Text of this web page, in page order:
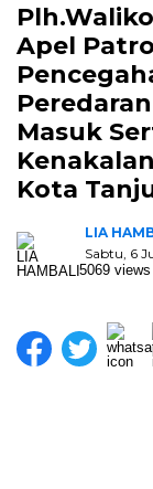
Apel
Masuk
Kota
LIA
Sabtu, 6
5069 views